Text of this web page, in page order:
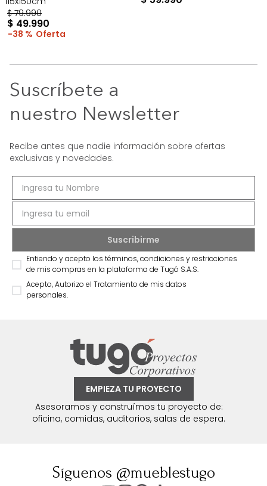
$ 79.990
$ 49.990
38 %
Suscríbete a
nuestro Newsletter
Recibe antes que nadie información sobre ofertas
exclusivas y novedades.
Entiendo y acepto los términos, condiciones y restricciones
de mis compras en la plataforma de Tugó S.A.S.
Acepto, Autorizo el Tratamiento de mis datos
personales.
EMPIEZA TU PROYECTO
Asesoramos y construímos tu proyecto de:
oficina, comidas, auditorios, salas de espera.
Síguenos @mueblestugo